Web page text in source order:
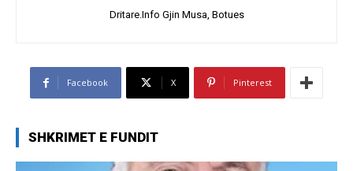
Dritare.Info Gjin Musa, Botues
Facebook X Pinterest
SHKRIMET E FUNDIT